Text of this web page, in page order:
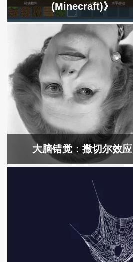
(Minecraft)》
大脑错觉：撒切尔效应